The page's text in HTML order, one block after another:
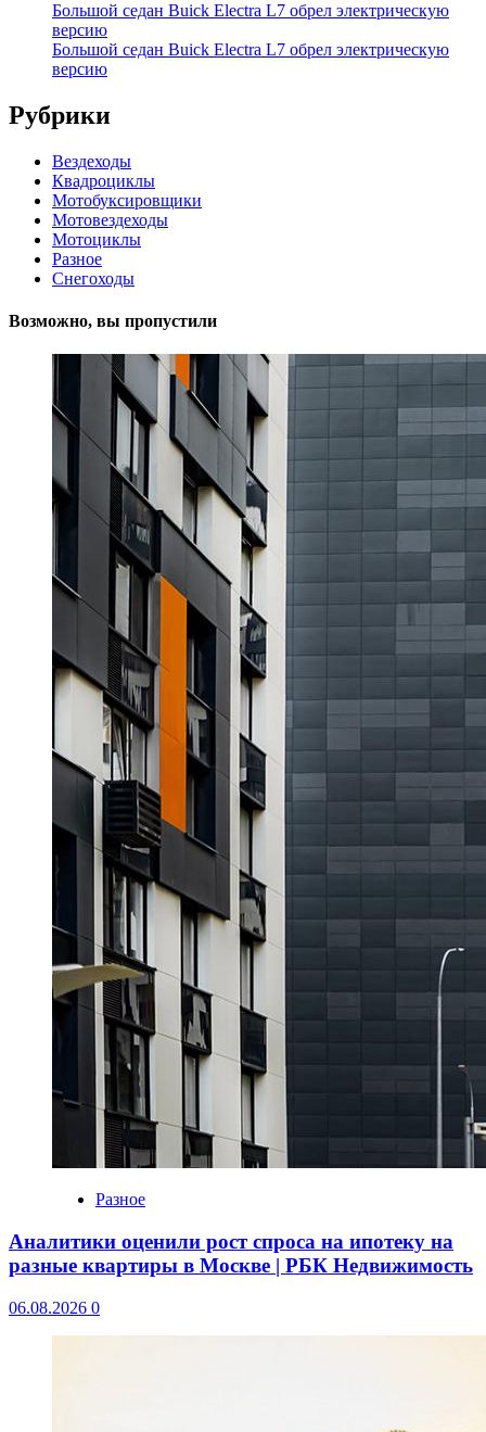
Большой седан Buick Electra L7 обрел электрическую
версию
Большой седан Buick Electra L7 обрел электрическую
версию
Рубрики
Вездеходы
Квадроциклы
Мотобуксировщики
Мотовездеходы
Мотоциклы
Разное
Снегоходы
Возможно, вы пропустили
Разное
Аналитики оценили рост спроса на ипотеку на
разные квартиры в Москве | РБК Недвижимость
06.08.2026 0